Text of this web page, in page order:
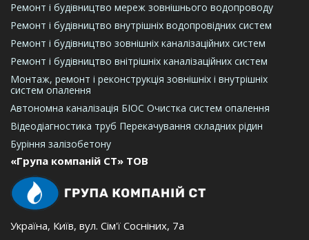
Ремонт і будівництво мереж зовнішнього водопроводу
Ремонт і будівництво внутрішніх водопровідних систем
Ремонт і будівництво зовнішніх каналізаційних систем
Ремонт і будівництво внітрішніх каналізаційних систем
Монтаж, ремонт і реконструкція зовнішніх і внутрішніх
систем опалення
Автономна каналізація БІОС Очистка систем опалення
Відеодіагностика труб Перекачування складних рідин
Буріння залізобетону
«Група компаній СТ» ТОВ
Україна, Київ, вул. Сім'ї Сосніних, 7а